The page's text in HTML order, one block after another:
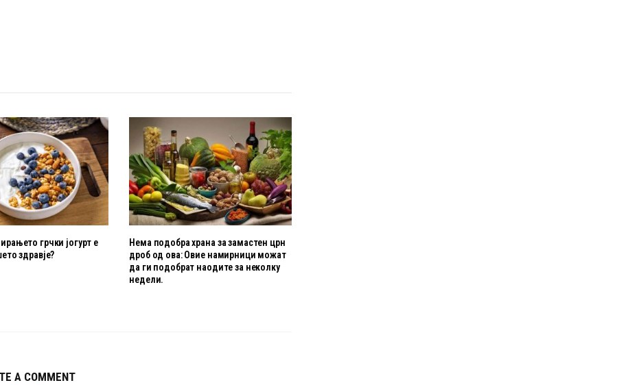
грчки јогурт е
здравје?
Нема подобра храна за замастен црн
дроб од ова: Овие намирници можат
да ги подобрат наодите за неколку
недели.
A COMMENT